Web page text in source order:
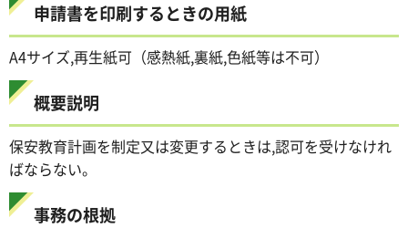
申請書を印刷するときの用紙
A4サイズ,再生紙可（感熱紙,裏紙,色紙等は不可）
概要説明
保安教育計画を制定又は変更するときは,認可を受けなけれ
ばならない。
事務の根拠